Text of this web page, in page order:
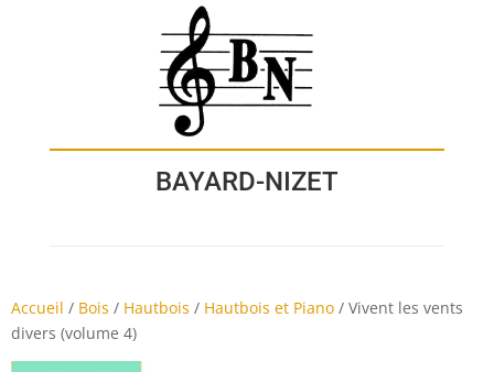
BAYARD-NIZET
Accueil / Bois / Hautbois / Hautbois et Piano / Vivent les vents
divers (volume 4)